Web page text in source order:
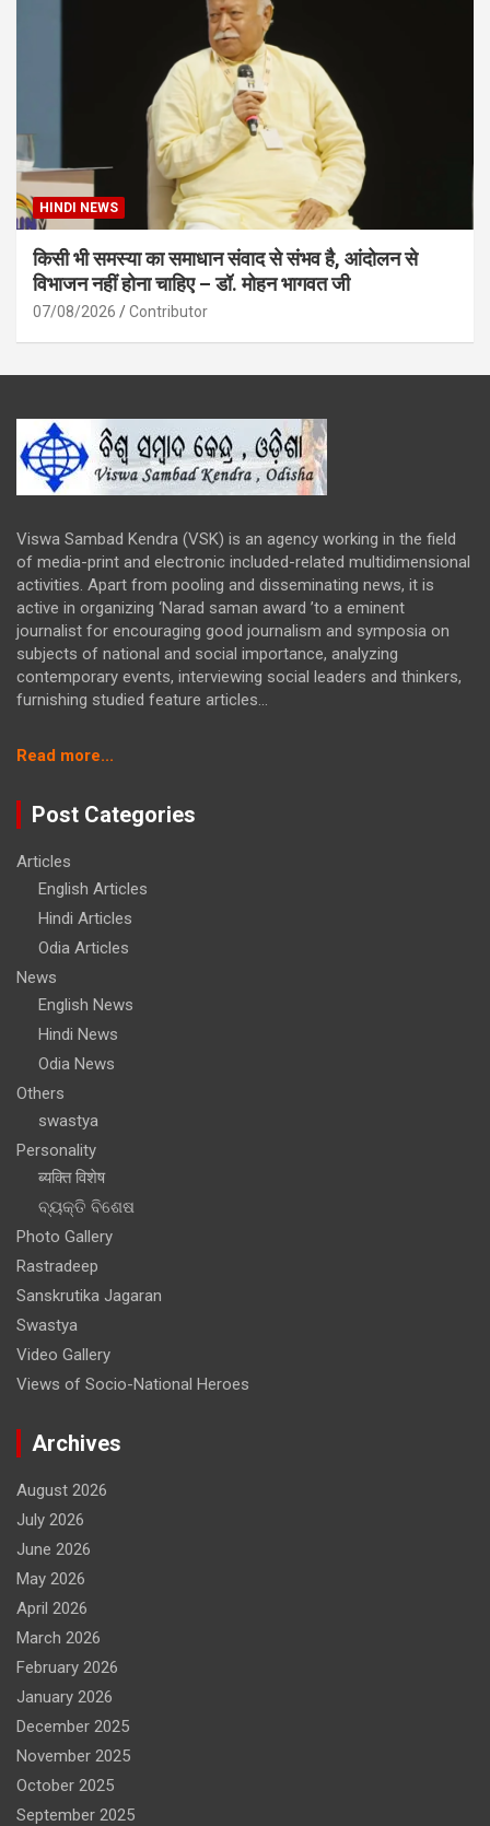
HINDI NEWS
किसी भी समस्या का समाधान संवाद से संभव है, आंदोलन से
विभाजन नहीं होना चाहिए – डॉ. मोहन भागवत जी
07/08/2026 Contributor
Viswa Sambad Kendra (VSK) is an agency working in the field
of media-print and electronic included-related multidimensional
activities. Apart from pooling and disseminating news, it is
active in organizing ‘Narad saman award ’to a eminent
journalist for encouraging good journalism and symposia on
subjects of national and social importance, analyzing
contemporary events, interviewing social leaders and thinkers,
furnishing studied feature articles...
Read more...
ହାଜର
Post Categories
Articles
English Articles
Hindi Articles
Odia Articles
News
English News
Hindi News
Odia News
Others
swastya
Personality
ब्यक्ति विशेष
ବ୍ୟକ୍ତି ବିଶେଷ
Photo Gallery
Rastradeep
Sanskrutika Jagaran
Swastya
Video Gallery
Views of Socio-National Heroes
Archives
August 2026
July 2026
June 2026
May 2026
April 2026
March 2026
February 2026
January 2026
December 2025
November 2025
October 2025
September 2025